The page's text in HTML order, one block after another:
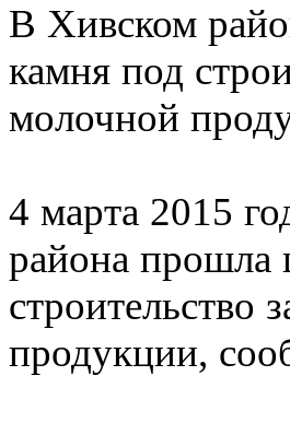
В Хивском
камня под
молочной
4 марта 2015
района прошла
строительство
продукции,